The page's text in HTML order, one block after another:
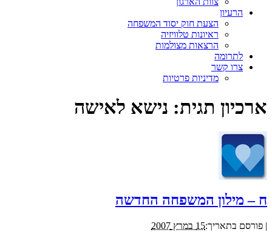
הרעיון
הצעת חוק יסוד המשפחה
ראיונות טלוויזיה
הרצאות מצולמות
לתרומה
צרו קשר
מדיניות פרטיות
ארכיון תגית: נישא לאישה
ח – מילון המשפחה החדשה
| פורסם בתאריך:15 במרץ 2007